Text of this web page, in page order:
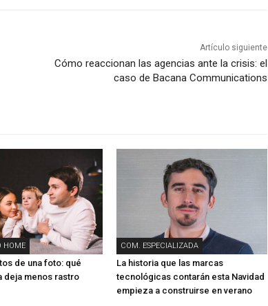
Artículo siguiente
Cómo reaccionan las agencias ante la crisis: el
caso de Bacana Communications
HOME
de una foto: qué
deja menos rastro
COM. ESPECIALIZADA
La historia que las marcas
tecnológicas contarán esta Navidad
empieza a construirse en verano